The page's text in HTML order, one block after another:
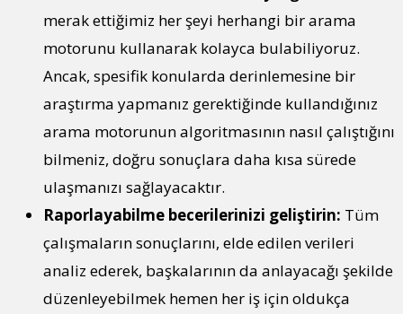
merak ettiğimiz her şeyi herhangi bir arama
motorunu kullanarak kolayca bulabiliyoruz.
Ancak, spesifik konularda derinlemesine bir
araştırma yapmanız gerektiğinde kullandığınız
arama motorunun algoritmasının nasıl çalıştığını
bilmeniz, doğru sonuçlara daha kısa sürede
ulaşmanızı sağlayacaktır.
Raporlayabilme becerilerinizi geliştirin: Tüm
çalışmaların sonuçlarını, elde edilen verileri
analiz ederek, başkalarının da anlayacağı şekilde
düzenleyebilmek hemen her iş için oldukça